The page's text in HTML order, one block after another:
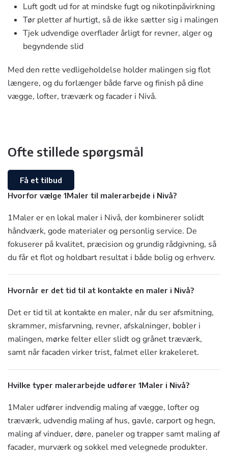
Luft godt ud for at mindske fugt og nikotinpåvirkning
Tør pletter af hurtigt, så de ikke sætter sig i malingen
Tjek udvendige overflader årligt for revner, alger og
begyndende slid
Med den rette vedligeholdelse holder malingen sig flot
længere, og du forlænger både farve og finish på dine
vægge, lofter, træværk og facader i Nivå.
Ofte stillede spørgsmål
Få et tilbud
Hvorfor vælge 1Maler til malerarbejde i Nivå?
1Maler er en lokal maler i Nivå, der kombinerer solidt
håndværk, gode materialer og personlig service. De
fokuserer på kvalitet, præcision og grundig rådgivning, så
du får et flot og holdbart resultat i både bolig og erhverv.
Hvornår er det tid til at kontakte en maler i Nivå?
Det er tid til at kontakte en maler, når du ser afsmitning,
skrammer, misfarvning, revner, afskalninger, bobler i
malingen, mørke felter eller slidt og grånet træværk,
samt når facaden virker trist, falmet eller krakeleret.
Hvilke typer malerarbejde udfører 1Maler i Nivå?
1Maler udfører indvendig maling af vægge, lofter og
træværk, udvendig maling af hus, gavle, carport og hegn,
maling af vinduer, døre, paneler og trapper samt maling af
facader, murværk og sokkel med velegnede produkter.